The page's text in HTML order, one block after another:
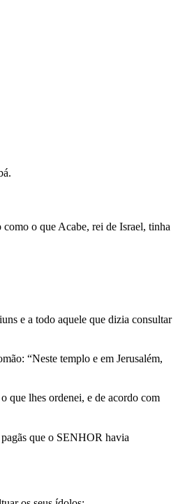
o que Acabe, rei de Israel, tinha
e a todo aquele que dizia consultar
“Neste templo e em Jerusalém,
que lhes ordenei, e de acordo com
que o SENHOR havia